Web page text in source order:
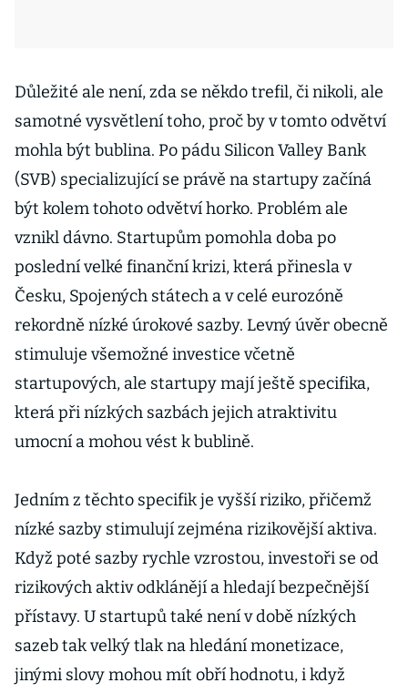
Důležité ale není, zda se někdo trefil, či nikoli, ale
samotné vysvětlení toho, proč by v tomto odvětví
mohla být bublina. Po pádu Silicon Valley Bank
(SVB) specializující se právě na startupy začíná
být kolem tohoto odvětví horko. Problém ale
vznikl dávno. Startupům pomohla doba po
poslední velké finanční krizi, která přinesla v
Česku, Spojených státech a v celé eurozóně
rekordně nízké úrokové sazby. Levný úvěr obecně
stimuluje všemožné investice včetně
startupových, ale startupy mají ještě specifika,
která při nízkých sazbách jejich atraktivitu
umocní a mohou vést k bublině.
Jedním z těchto specifik je vyšší riziko, přičemž
nízké sazby stimulují zejména rizikovější aktiva.
Když poté sazby rychle vzrostou, investoři se od
rizikových aktiv odklánějí a hledají bezpečnější
přístavy. U startupů také není v době nízkých
sazeb tak velký tlak na hledání monetizace,
jinými slovy mohou mít obří hodnotu, i když